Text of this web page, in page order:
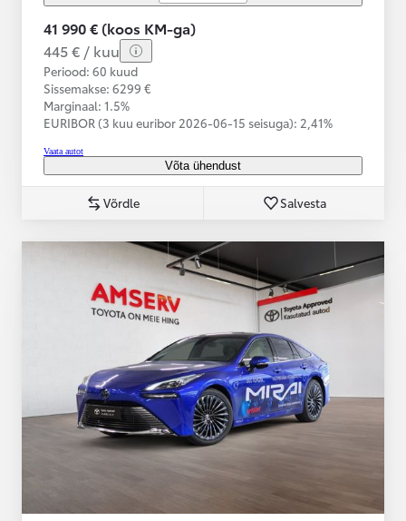
41 990 € (koos KM-ga)
445 € / kuu
Periood: 60 kuud
Sissemakse: 6299 €
Marginaal: 1.5%
EURIBOR (3 kuu euribor 2026-06-15 seisuga): 2,41%
Vaata autot
Võta ühendust
Võrdle Salvesta